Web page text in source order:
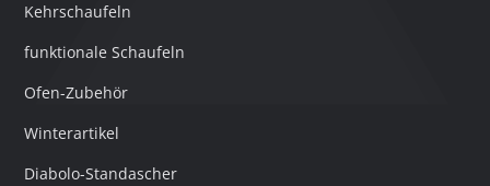
Kehrschaufeln
funktionale Schaufeln
Ofen-Zubehör
Winterartikel
Diabolo-Standascher